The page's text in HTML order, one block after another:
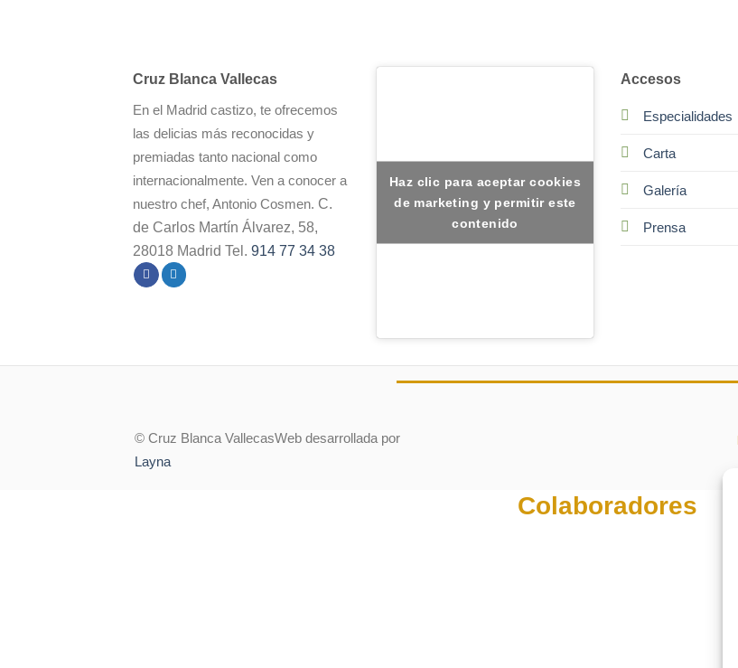
Cruz Blanca Vallecas
En el Madrid castizo, te ofrecemos
las delicias más reconocidas y
premiadas tanto nacional como
internacionalmente. Ven a conocer a
nuestro chef, Antonio Cosmen. C.
de Carlos Martín Álvarez, 58,
28018 Madrid Tel. 914 77 34 38
Haz clic para aceptar cookies
de marketing y permitir este
contenido
Accesos
Especialidades
Carta
Galería
Prensa
© Cruz Blanca VallecasWeb desarrollada por
Layna
Colaboradores